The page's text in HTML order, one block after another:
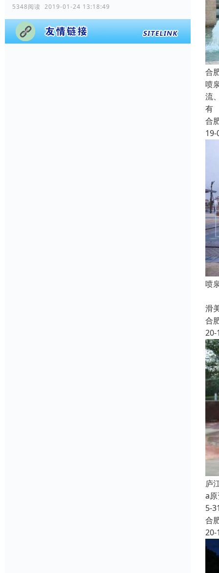
5348阅读 2019-01-24 13:18:49
合
喷
流
有
合
19-
喷
滑
合
20-
庐
a
5-
合
20-